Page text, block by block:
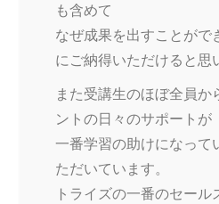
も含めて
なぜ成果を出すことがで
にご納得いただけると思
また受講生のほぼ全員か
ントの日々のサポートが
一番学習の助けになって
ただいています。
トライズの一番のセー